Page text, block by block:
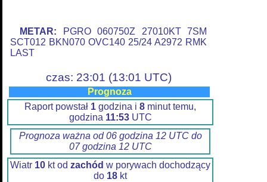
METAR: PGRO 060750Z 27010KT 7SM
SCT012 BKN070 OVC140 25/24 A2972 RMK
LAST
czas: 23:01 (13:01 UTC)
Prognoza
Raport powstał 1 godzina i 8 minut temu,
godzina 11:53UTC
Prognoza ważna od 06 godzina 12 UTC do
07 godzina 12 UTC
Wiatr 10 kt od zachód w porywach dochodzący
do 18 kt